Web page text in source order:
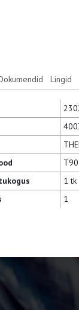
Lingid
1 tk
1